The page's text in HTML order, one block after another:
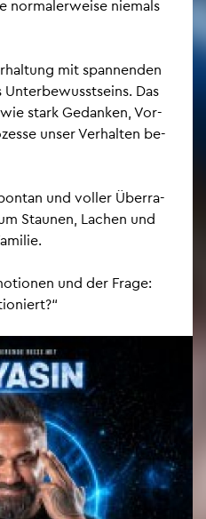
nor­ma­ler­wei­se nie­mals
mit span­nen­den
Das
stark Ge­dan­ken, Vor­
unser Ver­hal­ten be­
und vol­ler Über­ra­
Stau­nen, La­chen und
und der Frage: